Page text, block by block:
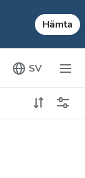
Hämta
SV